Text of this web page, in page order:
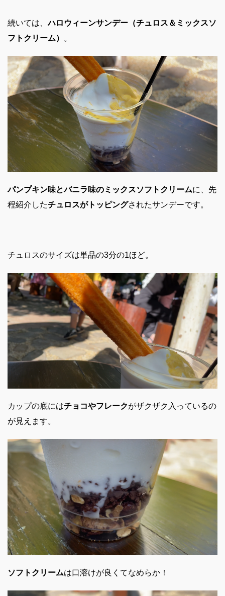
続いては、ハロウィーンサンデー（チュロス＆ミックスソ
フトクリーム）
。
パンプキン味とバニラ味のミックスソフトクリームに、先
程紹介したチュロスがトッピングされたサンデーです。
チュロスのサイズは単品の3分の1ほど。
カップの底にはチョコやフレークがザクザク入っているの
が見えます。
ソフトクリームは口溶けが良くてなめらか！